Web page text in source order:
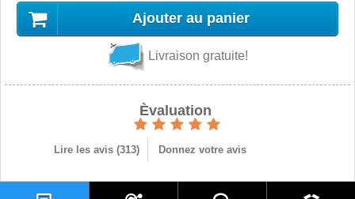
Ajouter au panier
Livraison gratuite!
Èvaluation
Lire les avis (313) Donnez votre avis